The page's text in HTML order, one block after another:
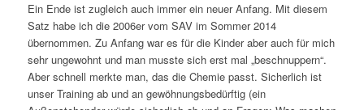
Ein Ende ist zugleich auch immer ein neuer Anfang. Mit diesem
Satz habe ich die 2006er vom SAV im Sommer 2014
übernommen. Zu Anfang war es für die Kinder aber auch für mich
sehr ungewohnt und man musste sich erst mal „beschnuppern“.
Aber schnell merkte man, das die Chemie passt. Sicherlich ist
unser Training ab und an gewöhnungsbedürftig (ein